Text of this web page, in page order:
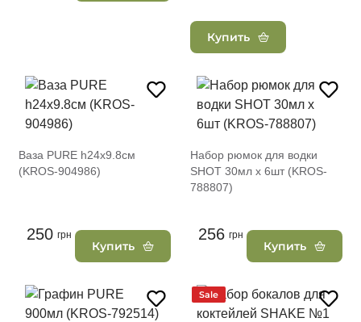
Купить
Ваза PURE h24х9.8см
(KROS-904986)
250 грн
Купить
Набор рюмок для водки
SHOT 30мл х 6шт (KROS-
788807)
256 грн
Купить
Sale